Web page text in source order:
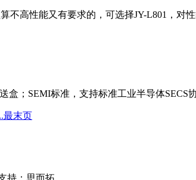
高性能又有要求的，可选择JY-L801，对
；SEMI标准，支持标准工业半导体SECS
最末页